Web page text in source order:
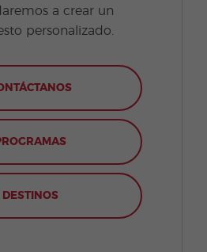
a crear un
personalizado.
DESTINOS